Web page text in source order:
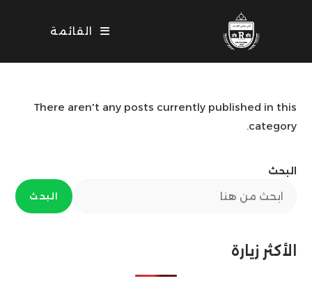
القائمة
There aren't any posts currently published in this
category.
البحث
البحث
الأكثر زيارة